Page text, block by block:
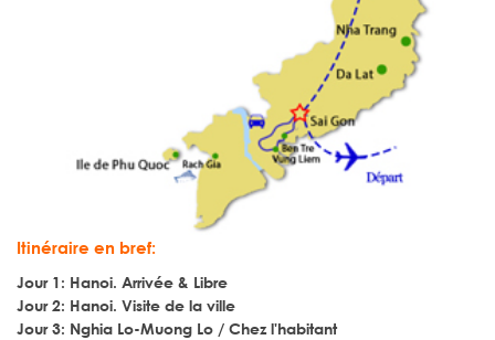
Itinéraire en bref:
Jour 1: Hanoi. Arrivée & Libre
Jour 2: Hanoi. Visite de la ville
Jour 3: Nghia Lo-Muong Lo / Chez l'habitant